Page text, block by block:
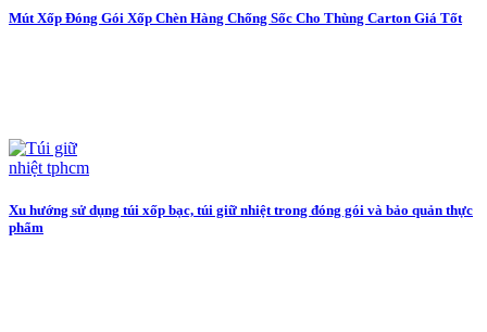
Mút Xốp Đóng Gói Xốp Chèn Hàng Chống Sốc Cho Thùng Carton Giá Tốt
Xu hướng sử dụng túi xốp bạc, túi giữ nhiệt trong đóng gói và bảo quản thực
phẩm